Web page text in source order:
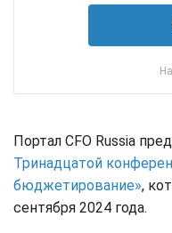
Портал CFO Russia
Тринадцатой
бюджетирование»,
сентября 2024 года.